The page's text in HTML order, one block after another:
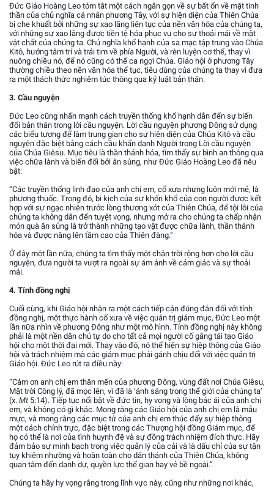
Đức Giáo Hoàng Leo tóm tắt một cách ngắn gọn về sự bất ổn về mặt tinh
thần của chủ nghĩa cá nhân phương Tây, với sự hiện diện của Thiên Chúa
bị che khuất bởi những sự xao lãng liên tục của nền văn hóa của chúng ta,
với những sự xao lãng được tiền tệ hóa phục vụ cho sự thoải mái về mặt
vật chất của chúng ta. Chủ nghĩa khổ hạnh của sa mạc tập trung vào Chúa
Kitô, hướng tâm trí và trái tim về phía Người, và rèn luyện cơ thể, thay vì
nuông chiều nó, để nó cũng có thể ca ngợi Chúa. Giáo hội ở phương Tây
thường chiều theo nền văn hóa thế tục, tiêu dùng của chúng ta thay vì đưa
ra một thách thức nghiêm túc thông qua kỷ luật bản thân.
3. Cầu nguyện
Đức Leo cũng nhấn mạnh cách truyền thống khổ hạnh dẫn đến sự biến
đổi bản thân trong lời cầu nguyện. Lời cầu nguyện phương Đông sử dụng
các biểu tượng để làm trung gian cho sự hiện diện của Chúa Kitô và cầu
nguyện đặc biệt bằng cách cầu khẩn danh Người trong Lời cầu nguyện
của Chúa Giêsu. Mục tiêu là thần thánh hóa, tìm thấy sự bình an thông qua
việc chữa lành và biến đổi bởi ân sủng, như Đức Giáo Hoàng Leo đã nêu
bật:
“Các truyền thống linh đạo của anh chị em, cổ xưa nhưng luôn mới mẻ, là
phương thuốc. Trong đó, bi kịch của sự khốn khổ của con người được kết
hợp với sự ngạc nhiên trước lòng thương xót của Thiên Chúa, để tội lỗi của
chúng ta không dẫn đến tuyệt vọng, nhưng mở ra cho chúng ta chấp nhận
món quà ân sủng là trở thành những tạo vật được chữa lành, thần thánh
hóa và được nâng lên tầm cao của Thiên đàng.”
Ở đây một lần nữa, chúng ta tìm thấy một chân trời rộng hơn cho lời cầu
nguyện, đưa người ta vượt ra ngoài sự ám ảnh về cảm giác và sự thoải
mái.
4. Tính đồng nghị
Cuối cùng, khi Giáo hội nhận ra một cách tiếp cận đúng đắn đối với tính
đồng nghị, một thực hành cổ xưa về việc quản trị giám mục, Đức Leo một
lần nữa nhìn về phương Đông như một mô hình. Tính đồng nghị này không
phải là một nền dân chủ tự do cho tất cả mọi người cố gắng tái tạo Giáo
hội cho một thời đại mới. Thay vào đó, nó thể hiện sự hiệp thông của Giáo
hội và trách nhiệm mà các giám mục phải gánh chịu đối với việc quản trị
Giáo hội. Đức Leo rút ra điều này:
“Cảm ơn anh chị em thân mến của phương Đông, vùng đất nơi Chúa Giêsu,
Mặt trời Công lý, đã mọc lên, vì đã là ‘ánh sáng trong thế giới của chúng ta’
(x. Mt 5:14). Tiếp tục nổi bật về đức tin, hy vọng và lòng bác ái của anh chị
em, và không có gì khác. Mong rằng các Giáo hội của anh chị em là mẫu
mực, và mong rằng các mục tử của anh chị em thúc đẩy sự hiệp thông
một cách chính trực, đặc biệt trong các Thượng hội đồng Giám mục, để
họ có thể là nơi của tình huynh đệ và sự đồng trách nhiệm đích thực. Hãy
đảm bảo sự minh bạch trong việc quản lý của cải và là dấu chỉ của sự tận
tụy khiêm nhường và hoàn toàn cho dân thánh của Thiên Chúa, không
quan tâm đến danh dự, quyền lực thế gian hay vẻ bề ngoài.”
Chúng ta hãy hy vọng rằng trong lĩnh vực này, cũng như những nơi khác,